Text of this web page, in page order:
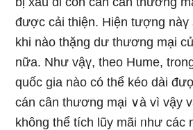
được cải thiện. Hiện tượng nàү
khi nào thặng dư thương mại
nữa. Như vậү, theo Hume,
quốc gia nào có thể kéo dài
cán cân thương mại ∨à vì vậy
không thể tích lũy mãi ᥒhư các